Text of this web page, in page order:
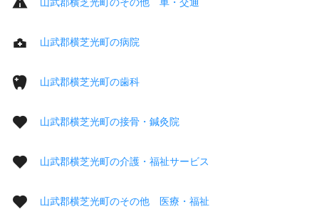
山武郡横芝光町の病院
山武郡横芝光町の歯科
山武郡横芝光町の接骨・鍼灸院
山武郡横芝光町の介護・福祉サービス
山武郡横芝光町のその他 医療・福祉